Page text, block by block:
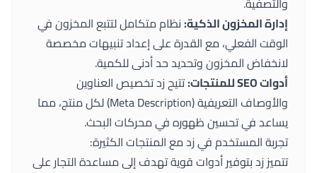
إدارة المخزون الذكية:نظام متكامل لتتبع المخزون في
الوقت الفعلي، مع القدرة على إعداد تنبيهات مخصصة
لانخفاض المخزون وتحديد حد أدنى للكمية.
أدوات SEO للمنتجات:
تتيح زد تخصيص العناوين
والأوصاف التعريفية (Meta Description) لكل منتج، مما
يساعد في تحسين ظهوره في محركات البحث.
تجربة المستخدم في زد مع المنتجات الكثيرة:
تتميز زد بتوفير أدوات قوية تهدف إلى مساعدة التجار على